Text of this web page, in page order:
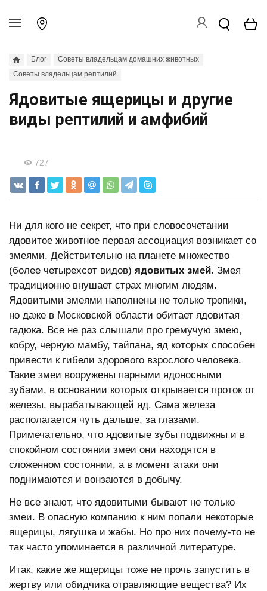
Блог
Советы владельцам домашних животных
Советы владельцам рептилий
Ядовитые ящерицы и другие
виды рептилий и амфибий
727
Ни для кого не секрет, что при словосочетании
ядовитое животное первая ассоциация возникает со
змеями. Действительно на планете множество
(более четырехсот видов) ядовитых змей. Змея
традиционно внушает страх многим людям.
Ядовитыми змеями наполнены не только тропики,
но даже в Московской области обитает ядовитая
гадюка. Все не раз слышали про гремучую змею,
кобру, черную мамбу, тайпана, яд которых способен
привести к гибели здорового взрослого человека.
Такие змеи вооружены парными ядоносными
зубами, в основании которых открывается проток от
железы, вырабатывающей яд. Сама железа
располагается чуть дальше, за глазами.
Примечательно, что ядовитые зубы подвижны и в
спокойном состоянии змеи они находятся в
сложенном состоянии, а в момент атаки они
поднимаются и вонзаются в добычу.
Не все знают, что ядовитыми бывают не только
змеи. В опасную компанию к ним попали некоторые
ящерицы, лягушка и жабы. Но про них почему-то не
так часто упоминается в различной литературе.
Итак, какие же ящерицы тоже не прочь запустить в
жертву или обидчика отравляющие вещества? Их